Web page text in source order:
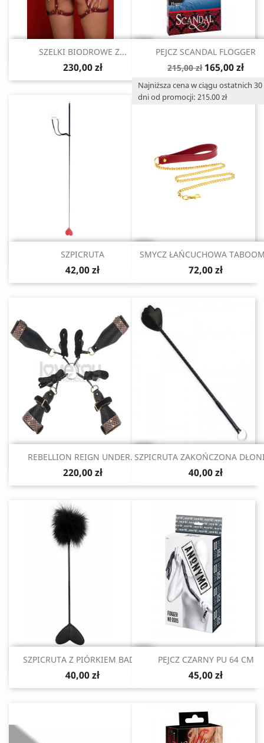
Szybki podgląd
SZELKI BIODROWE Z...
230,00 zł
Szybki podgląd
PEJCZ SCANDAL FLOGGER
215,00 zł 165,00 zł
Najniższa cena w ciągu ostatnich 30
dni od promocji: 215.00 zł
Szybki podgląd
SZPICRUTA
42,00 zł
Szybki podgląd
SMYCZ ŁAŃCUCHOWA
72,00 zł
Szybki podgląd
REBELLION REIGN UNDER...
220,00 zł
Szybki podgląd
SZPICRUTA ZAKOŃCZONA
40,00 zł
Szybki podgląd
SZPICRUTA Z PIÓRKIEM BAD...
40,00 zł
Szybki podgląd
PEJCZ CZARNY PU 64 CM
45,00 zł